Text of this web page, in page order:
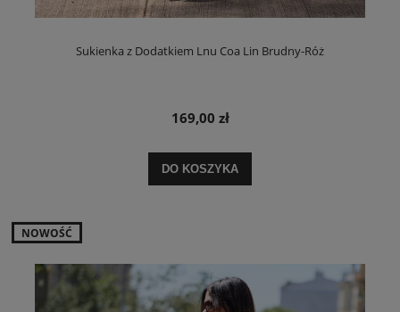
Sukienka z Dodatkiem Lnu Coa Lin Brudny-Róż
169,00 zł
DO KOSZYKA
NOWOŚĆ